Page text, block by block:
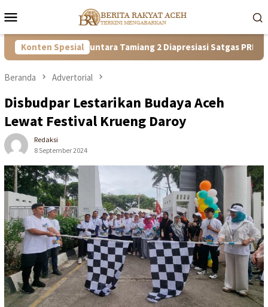
ke
Mobile
Konten Spesial
Ibu di Huntara Tamiang 2 Diapresiasi Satgas PRR Aceh
Beranda Advertorial
Disbudpar Lestarikan Budaya Aceh
Lewat Festival Krueng Daroy
Redaksi
8 September 2024